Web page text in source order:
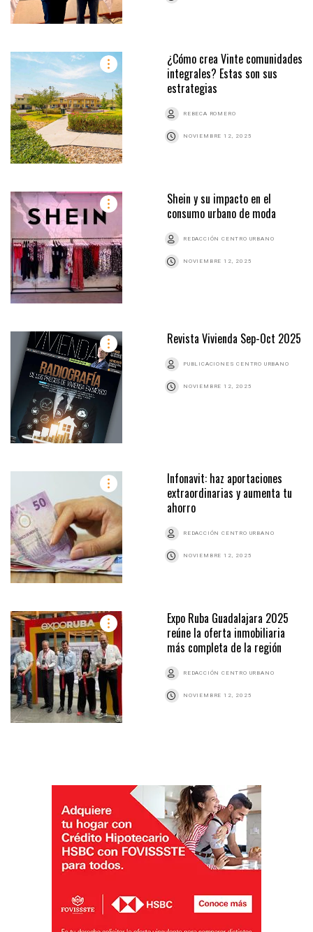
¿Cómo crea Vinte comunidades
integrales? Estas son sus
estrategias
REBECA ROMERO
NOVIEMBRE 12, 2025
Shein y su impacto en el
consumo urbano de moda
REDACCIÓN CENTRO URBANO
NOVIEMBRE 12, 2025
Revista Vivienda Sep-Oct 2025
PUBLICACIONES CENTRO URBANO
NOVIEMBRE 12, 2025
Infonavit: haz aportaciones
extraordinarias y aumenta tu
ahorro
REDACCIÓN CENTRO URBANO
NOVIEMBRE 12, 2025
Expo Ruba Guadalajara 2025
reúne la oferta inmobiliaria
más completa de la región
REDACCIÓN CENTRO URBANO
NOVIEMBRE 12, 2025